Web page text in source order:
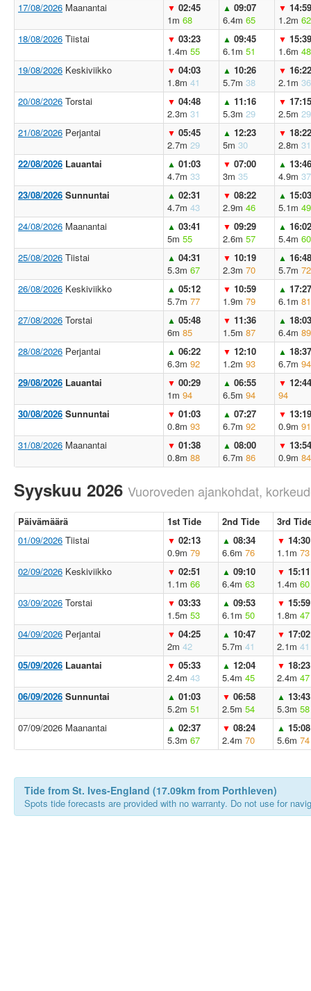
17/08/2026 Maanantai ▼ 02:45
1m 68
▲ 09:07
6.4m 65
▼ 14:59
1.2m 62
18/08/2026 Tiistai ▼ 03:23
1.4m 55
▲ 09:45
6.1m 51
▼ 15:39
1.6m 48
19/08/2026 Keskiviikko ▼ 04:03
1.8m 41
▲ 10:26
5.7m 38
▼ 16:22
2.1m 36
20/08/2026 Torstai ▼ 04:48
2.3m 31
▲ 11:16
5.3m 29
▼ 17:15
2.5m 29
21/08/2026 Perjantai ▼ 05:45
2.7m 29
▲ 12:23
5m 30
▼ 18:22
2.8m 31
22/08/2026 Lauantai ▲ 01:03
4.7m 33
▼ 07:00
3m 35
▲ 13:46
4.9m 37
23/08/2026 Sunnuntai ▲ 02:31
4.7m 43
▼ 08:22
2.9m 46
▲ 15:03
5.1m 49
24/08/2026 Maanantai ▲ 03:41
5m 55
▼ 09:29
2.6m 57
▲ 16:02
5.4m 60
25/08/2026 Tiistai ▲ 04:31
5.3m 67
▼ 10:19
2.3m 70
▲ 16:48
5.7m 72
26/08/2026 Keskiviikko ▲ 05:12
5.7m 77
▼ 10:59
1.9m 79
▲ 17:27
6.1m 81
27/08/2026 Torstai ▲ 05:48
6m 85
▼ 11:36
1.5m 87
▲ 18:03
6.4m 89
28/08/2026 Perjantai ▲ 06:22
6.3m 92
▼ 12:10
1.2m 93
▲ 18:37
6.7m 94
29/08/2026 Lauantai ▼ 00:29
1m 94
▲ 06:55
6.5m 94
▼ 12:44
94
30/08/2026 Sunnuntai ▼ 01:03
0.8m 93
▲ 07:27
6.7m 92
▼ 13:19
0.9m 91
31/08/2026 Maanantai ▼ 01:38
0.8m 88
▲ 08:00
6.7m 86
▼ 13:54
0.9m 84
Syyskuu 2026 Vuoroveden ajankohdat,
Päivämäärä 1st Tide 2nd Tide
3rd
01/09/2026 Tiistai ▼ 02:13
0.9m 79
▲ 08:34
6.6m 76
▼ 14:30
1.1m 73
02/09/2026 Keskiviikko ▼ 02:51
1.1m 66
▲ 09:10
6.4m 63
▼ 15:11
1.4m 60
03/09/2026 Torstai ▼ 03:33
1.5m 53
▲ 09:53
6.1m 50
▼ 15:59
1.8m 47
04/09/2026 Perjantai ▼ 04:25
2m 42
▲ 10:47
5.7m 41
▼ 17:02
2.1m 41
05/09/2026 Lauantai ▼ 05:33
2.4m 43
▲ 12:04
5.4m 45
▼ 18:23
2.4m 47
06/09/2026 Sunnuntai ▲ 01:03
5.2m 51
▼ 06:58
2.5m 54
▲ 13:43
5.3m 58
07/09/2026 Maanantai
▲ 02:37
5.3m 67
▼ 08:24
2.4m 70
▲ 15:08
5.6m 74
Tide from St. Ives-England (17.09km from Porthleven)
Spots tide forecasts are provided with no warranty. Do not use for